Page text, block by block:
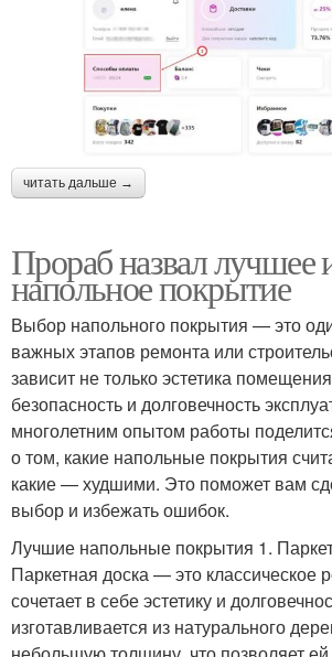
читать дальше →
Прораб назвал лучшее
напольное покрытие
Выбор напольного покрытия — это
важных этапов ремонта или
зависит не только эстетика
безопасность и долговечность
многолетним опытом работы
о том, какие напольные покрытия
какие — худшими. Это поможет вам
выбор и избежать ошибок.
Лучшие напольные покрытия 1.
Паркетная доска — это классическое
сочетает в себе эстетику и
изготавливается из натурального